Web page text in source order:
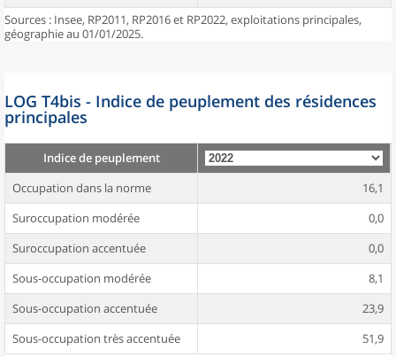
Sources : Insee, RP2011, RP2016 et RP2022, exploitations principales,
géographie au 01/01/2025.
LOG T4bis - Indice de peuplement des résidences
principales
Indice de peuplement
Occupation dans la norme
16,1
Suroccupation modérée
0,0
Suroccupation accentuée
0,0
Sous-occupation modérée
8,1
Sous-occupation accentuée
23,9
Sous-occupation très accentuée
51,9